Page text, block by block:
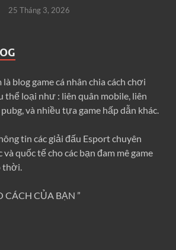
25 Tháng 3, 2026
blog game cá nhân chia cách chơi
thể loại như : liên quân mobile, liên
và nhiều tựa game hấp dẫn khác.
tin các giải đấu Esport chuyên
quốc tế cho các bạn đam mê game
thời.
CÁCH CỦA BẠN ”